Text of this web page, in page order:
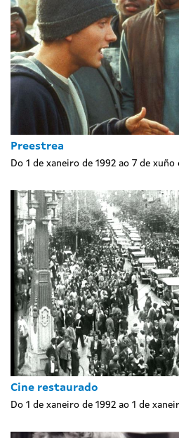
Preestrea
Do 1 de xaneiro de 1992 ao 7 de xuño
Cine restaurado
Do 1 de xaneiro de 1992 ao 1 de